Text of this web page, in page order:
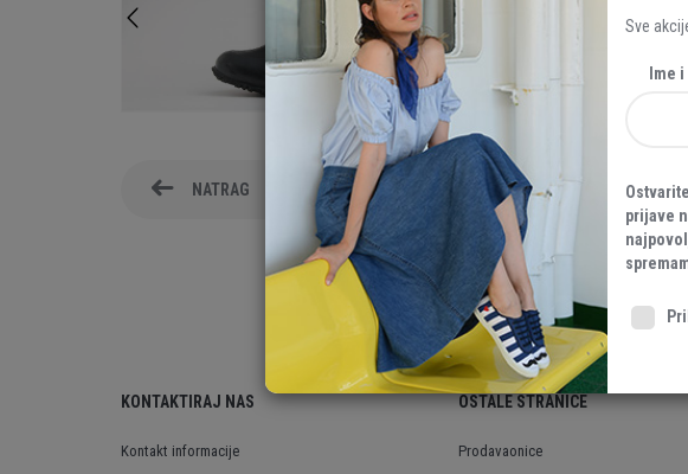
NATRAG
KONTAKTIRAJ NAS
Kontakt informacije
OSTALE STRANICE
Prodavaonice
Sve
Ime
prijave